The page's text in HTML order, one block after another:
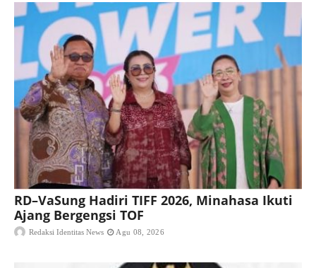
RD–VaSung Hadiri TIFF 2026, Minahasa Ikuti
Ajang Bergengsi TOF
Redaksi Identitas News Agu 08, 2026